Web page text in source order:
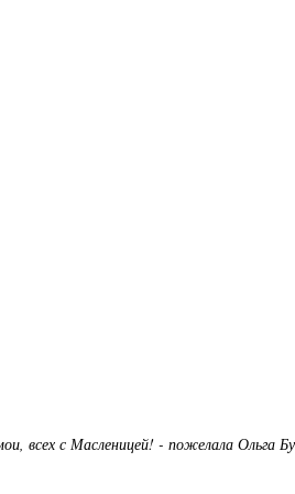
всех с Масленицей! - пожелала Ольга